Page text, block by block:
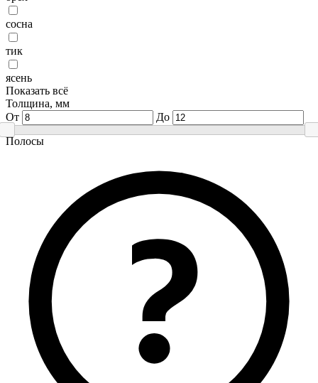
сосна
тик
ясень
Показать всё
Толщина, мм
От
До
Полосы